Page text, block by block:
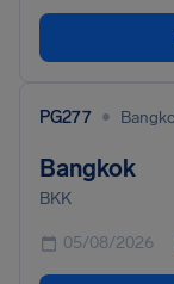
PG277 •
Bangkok
BKK
05/08/2026